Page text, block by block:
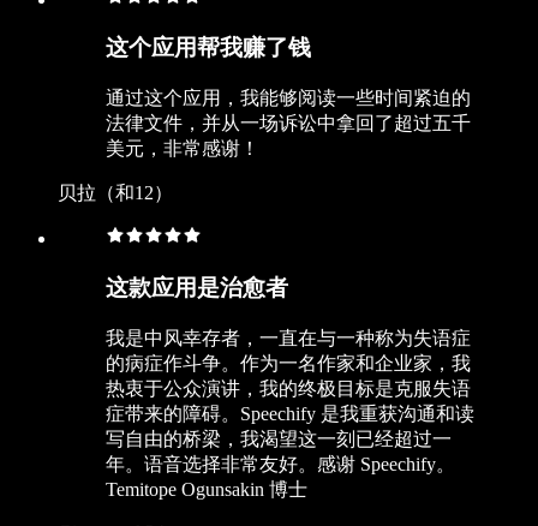
这个应用帮我赚了钱
通过这个应用，我能够阅读一些时间紧迫的
法律文件，并从一场诉讼中拿回了超过五千
美元，非常感谢！
贝拉（和12）
这款应用是治愈者
我是中风幸存者，一直在与一种称为失语症
的病症作斗争。作为一名作家和企业家，我
热衷于公众演讲，我的终极目标是克服失语
症带来的障碍。Speechify 是我重获沟通和读
写自由的桥梁，我渴望这一刻已经超过一
年。语音选择非常友好。感谢 Speechify。
Temitope Ogunsakin 博士